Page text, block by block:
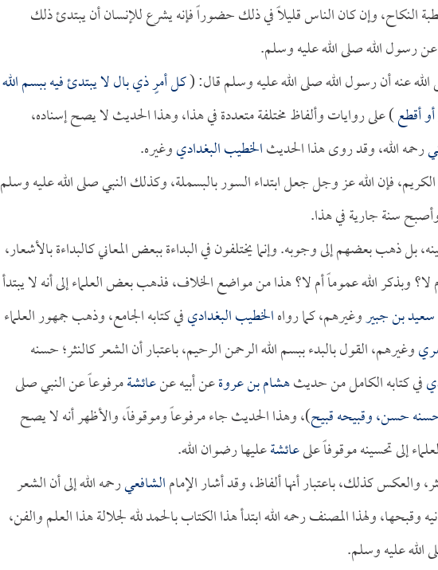
النكاح، وإن كان الناس قليلاً في ذلك حضوراً فإنه يشرع للإنسان أن يبتدئ ذلك
عن رسول الله صلى الله عليه وسلم.
عنه أن رسول الله صلى الله عليه وسلم قال: (كل أمرٍ ذي بال لا يبتدئ فيه ببسم الله
أو أقطع) على روايات وألفاظ مختلفة متعددة في هذا، وهذا الحديث لا يصح إسناده،
رحمه الله، وقد روى هذا الحديثالخطيب البغداديوغيره.
فإن الله عز وجل جعل ابتداء السور بالبسملة، وكذلك النبي صلى الله عليه وسلم
سنة جارية في هذا.
بل ذهب بعضهم إلى وجوبه. وإنما يختلفون في البداءة ببعض المعاني كالبداءة بالأشعار،
لا؟ وبذكر الله عموماً أم لا؟ هذا من مواضع الخلاف، فذهب بعض العلماء إلى أنه لا يبتدأ
سعيد بن جبيروغيرهم، كما رواهالخطيب البغداديفي كتابه الجامع، وذهب جمهور العلماء
وغيرهم، القول بالبدء ببسم الله الرحمن الرحيم، باعتبار أن الشعر كالنثر؛ حسنه
في كتابه الكامل من حديثهشام بن عروةعن أبيه عنعائشةمرفوعاً عن النبي صلى
حسن، وقبيحه قبيح)، وهذا الحديث جاء مرفوعاً وموقوفاً، والأظهر أنه لا يصح
إلى تحسينه موقوفاً علىعائشةعليها رضوان الله.
والعكس كذلك، باعتبار أنها ألفاظ، وقد أشار الإمامالشافعيرحمه الله إلى أن الشعر
ولهذا المصنف رحمه الله ابتدأ هذا الكتاب بالحمد لله لجلالة هذا العلم والفن،
الله عليه وسلم.